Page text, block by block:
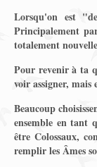
Lorsqu'on est
Principalement
totalement
Pour revenir à ta
voir assigner,
Beaucoup
ensemble en tant
être Colossaux,
remplir les Âmes